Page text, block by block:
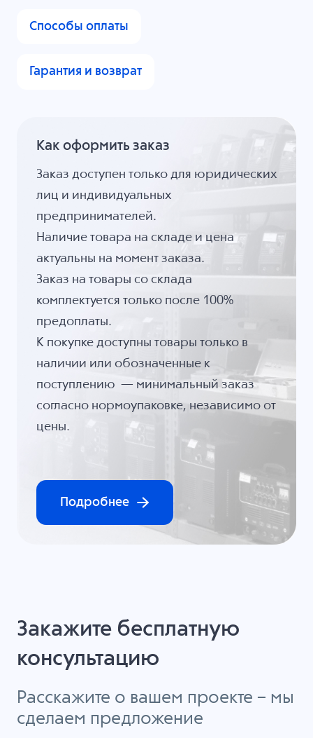
Способы оплаты
Гарантия и возврат
Как оформить заказ
Заказ доступен только для юридических
лиц и индивидуальных
предпринимателей.
Наличие товара на складе и цена
актуальны на момент заказа.
Заказ на товары со склада
комплектуется только после 100%
предоплаты.
К покупке доступны товары только в
наличии или обозначенные к
поступлению — минимальный заказ
согласно нормоупаковке, независимо от
цены.
Подробнее
Закажите бесплатную
консультацию
Расскажите о вашем проекте – мы
сделаем предложение